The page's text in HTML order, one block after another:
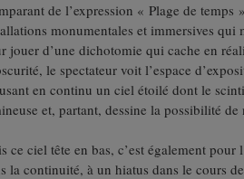
de l’expression « Plage de
monumentales et immersives qui
jouer d’une dichotomie qui cache en
le spectateur voit l’espace
en continu un ciel étoilé dont le
et, partant, dessine la possibilité de
ce ciel tête en bas, c’est également
la continuité, à un hiatus dans le cours